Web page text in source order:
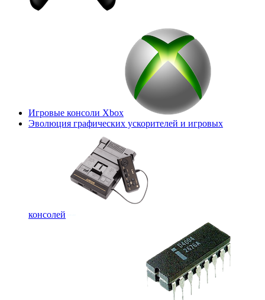
Игровые консоли Xbox
Эволюция графических ускорителей и игровых
консолей